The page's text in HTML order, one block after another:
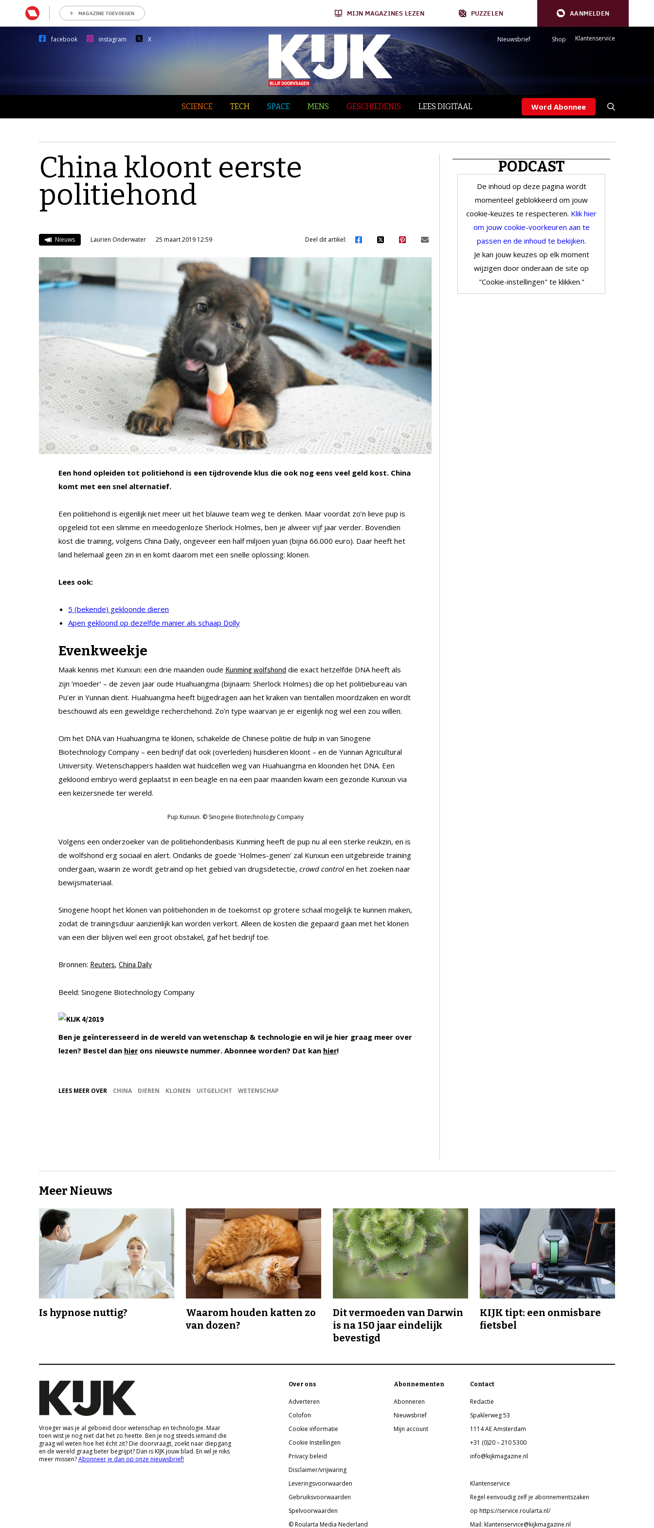
MAGAZINE TOEVOEGEN MIJN MAGAZINES LEZEN PUZZELEN AANMELDEN
facebook instagram X Nieuwsbrief Shop Klantenservice
SCIENCE TECH SPACE MENS GESCHIEDENIS LEES DIGITAAL Word Abonnee
China kloont eerste
politiehond
Nieuws Laurien Onderwater 25 maart 2019 12:59 Deel dit artikel:
Een hond opleiden tot politiehond is een tijdrovende klus die ook nog eens veel geld kost. China
komt met een snel alternatief.
Een politiehond is eigenlijk niet meer uit het blauwe team weg te denken. Maar voordat zo’n lieve pup is
opgeleid tot een slimme en meedogenloze Sherlock Holmes, ben je alweer vijf jaar verder. Bovendien
kost die training, volgens China Daily, ongeveer een half miljoen yuan (bijna 66.000 euro). Daar heeft het
land helemaal geen zin in en komt daarom met een snelle oplossing: klonen.
Lees ook:
5 (bekende) gekloonde dieren
Apen gekloond op dezelfde manier als schaap Dolly
Evenkweekje
Maak kennis met Kunxun: een drie maanden oude Kunming wolfshond die exact hetzelfde DNA heeft als
zijn ‘moeder’ – de zeven jaar oude Huahuangma (bijnaam: Sherlock Holmes) die op het politiebureau van
Pu’er in Yunnan dient. Huahuangma heeft bijgedragen aan het kraken van tientallen moordzaken en wordt
beschouwd als een geweldige recherchehond. Zo’n type waarvan je er eigenlijk nog wel een zou willen.
Om het DNA van Huahuangma te klonen, schakelde de Chinese politie de hulp in van Sinogene
Biotechnology Company – een bedrijf dat ook (overleden) huisdieren kloont – en de Yunnan Agricultural
University. Wetenschappers haalden wat huidcellen weg van Huahuangma en kloonden het DNA. Een
gekloond embryo werd geplaatst in een beagle en na een paar maanden kwam een gezonde Kunxun via
een keizersnede ter wereld.
Pup Kunxun. © Sinogene Biotechnology Company
Volgens een onderzoeker van de politiehondenbasis Kunming heeft de pup nu al een sterke reukzin, en is
de wolfshond erg sociaal en alert. Ondanks de goede ‘Holmes-genen’ zal Kunxun een uitgebreide training
ondergaan, waarin ze wordt getraind op het gebied van drugsdetectie, crowd control en het zoeken naar
bewijsmateriaal.
Sinogene hoopt het klonen van politiehonden in de toekomst op grotere schaal mogelijk te kunnen maken,
zodat de trainingsduur aanzienlijk kan worden verkort. Alleen de kosten die gepaard gaan met het klonen
van een dier blijven wel een groot obstakel, gaf het bedrijf toe.
Bronnen: Reuters, China Daily
Beeld: Sinogene Biotechnology Company
Ben je geïnteresseerd in de wereld van wetenschap & technologie en wil je hier graag meer over
lezen? Bestel dan hier ons nieuwste nummer. Abonnee worden? Dat kan hier!
LEES MEER OVER CHINA DIEREN KLONEN UITGELICHT WETENSCHAP
PODCAST
De inhoud op deze pagina wordt
momenteel geblokkeerd om jouw
cookie-keuzes te respecteren. Klik hier
om jouw cookie-voorkeuren aan te
passen en de inhoud te bekijken.
Je kan jouw keuzes op elk moment
wijzigen door onderaan de site op
"Cookie-instellingen" te klikken."
Meer Nieuws
Is hypnose nuttig?
Waarom houden katten zo
van dozen?
Dit vermoeden van Darwin
is na 150 jaar eindelijk
bevestigd
KIJK tipt: een onmisbare
fietsbel
Vroeger was je al geboeid door wetenschap en technologie. Maar
toen wist je nog niet dat het zo heette. Ben je nog steeds iemand die
graag wil weten hoe het écht zit? Die doorvraagt, zoekt naar diepgang
en de wereld graag beter begrijpt? Dan is KIJK jouw blad. En wil je niks
meer missen?Abonneer je dan op onze nieuwsbrief!
Over ons
Adverteren
Colofon
Cookie informatie
Cookie Instellingen
Privacy beleid
Disclaimer/vrijwaring
Leveringsvoorwaarden
Gebruiksvoorwaarden
Spelvoorwaarden
© Roularta Media Nederland
Abonnementen
Abonneren
Nieuwsbrief
Mijn account
Contact
Redactie
Spaklerweg 53
1114 AE Amsterdam
+31 (0)20 – 210 5300
info@kijkmagazine.nl
Klantenservice
Regel eenvoudig zelf je abonnementszaken
op https://service.roularta.nl/
Mail: klantenservice@kijkmagazine.nl